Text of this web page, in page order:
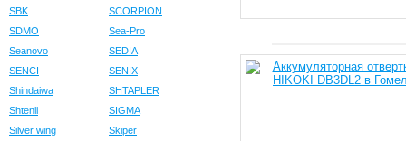
SBK
SCORPION
SDMO
Sea-Pro
Seanovo
SEDIA
SENCI
SENIX
Shindaiwa
SHTAPLER
Shtenli
SIGMA
Silver wing
Skiper